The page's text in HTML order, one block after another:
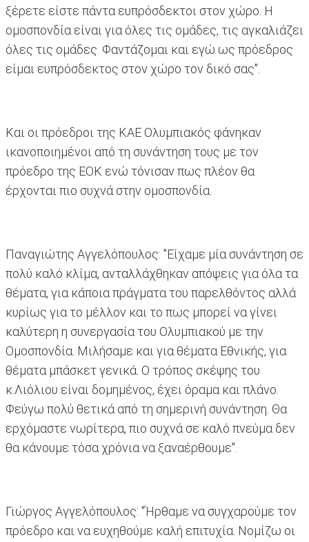
ξέρετε είστε πάντα ευπρόσδεκτοι στον χώρο. Η
ομοσπονδία είναι για όλες τις ομάδες, τις αγκαλιάζει
όλες τις ομάδες. Φαντάζομαι και εγώ ως πρόεδρος
είμαι ευπρόσδεκτος στον χώρο τον δικό σας".
Και οι πρόεδροι της ΚΑΕ Ολυμπιακός φάνηκαν
ικανοποιημένοι από τη συνάντηση τους με τον
πρόεδρο της ΕΟΚ ενώ τόνισαν πως πλέον θα
έρχονται πιο συχνά στην ομοσπονδία.
Παναγιώτης Αγγελόπουλος: "Είχαμε μία συνάντηση σε
πολύ καλό κλίμα, ανταλλάχθηκαν απόψεις για όλα τα
θέματα, για κάποια πράγματα του παρελθόντος αλλά
κυρίως για το μέλλον και το πως μπορεί να γίνει
καλύτερη η συνεργασία του Ολυμπιακού με την
Ομοσπονδία. Μιλήσαμε και για θέματα Εθνικής, για
θέματα μπάσκετ γενικά. Ο τρόπος σκέψης του
κ.Λιόλιου είναι δομημένος, έχει όραμα και πλάνο.
Φεύγω πολύ θετικά από τη σημερινή συνάντηση. Θα
ερχόμαστε νωρίτερα, πιο συχνά σε καλό πνεύμα δεν
θα κάνουμε τόσα χρόνια να ξαναέρθουμε".
Γιώργος Αγγελόπουλος: "Ήρθαμε να συγχαρούμε τον
πρόεδρο και να ευχηθούμε καλή επιτυχία. Νομίζω οι